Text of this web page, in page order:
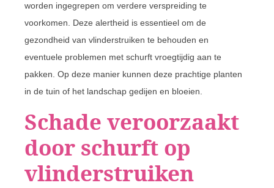
worden ingegrepen om verdere verspreiding te
voorkomen. Deze alertheid is essentieel om de
gezondheid van vlinderstruiken te behouden en
eventuele problemen met schurft vroegtijdig aan te
pakken. Op deze manier kunnen deze prachtige planten
in de tuin of het landschap gedijen en bloeien.
Schade veroorzaakt
door schurft op
vlinderstruiken